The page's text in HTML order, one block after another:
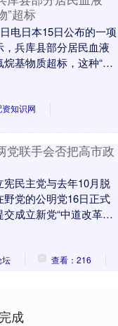
”超标
电日本15日公布的一项
兵库县部分居民血液
基物质超标，这种“永
康造成影响。当地民间
知识网
党联手会否把高市政
宪民主党与去年10月脱
党的公明党16日正式
成立新党“中道改革联
天宏泰，两党宣布联合
坛
查看：216
成